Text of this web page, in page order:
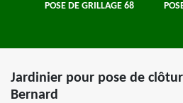
POSE DE GRILLAGE 68
Jardinier pour pose de
Bernard